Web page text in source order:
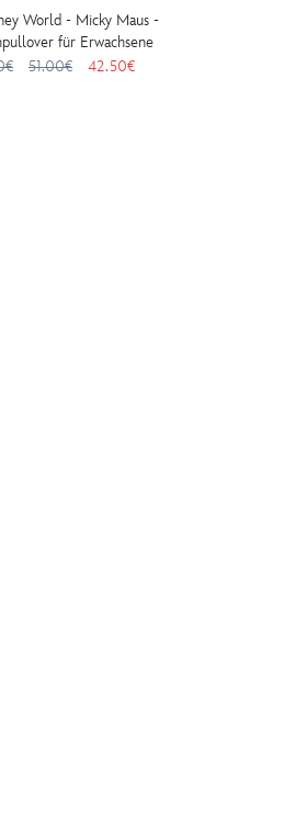
World - Micky Maus -
für Erwachsene
51.00€ 42.50€